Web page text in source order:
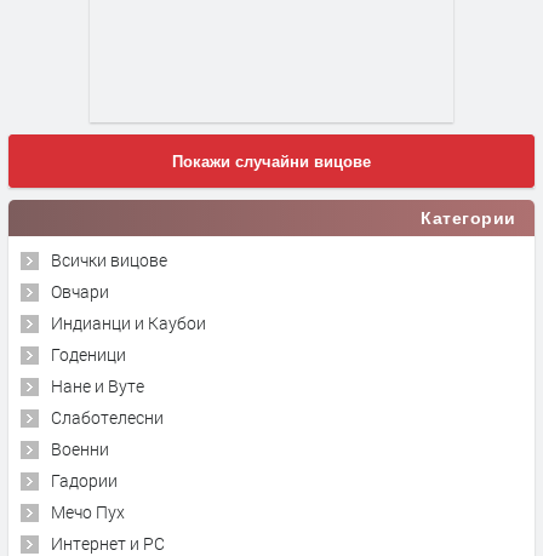
Покажи случайни вицове
Категории
Всички вицове
Овчари
Индианци и Каубои
Годеници
Нане и Вуте
Слаботелесни
Военни
Гадории
Мечо Пух
Интернет и PC